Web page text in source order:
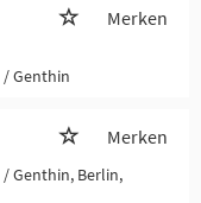
Merken
/ Genthin
Merken
/ Genthin, Berlin,